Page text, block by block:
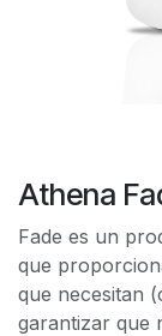
Athena
Fade es un
que
que necesitan
garantizar que